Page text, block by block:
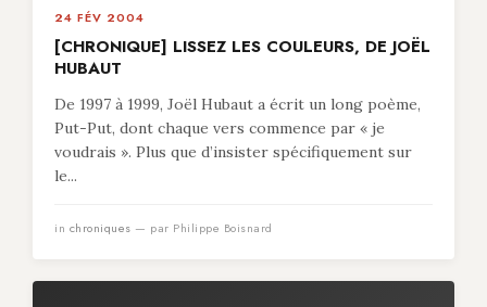
24 FÉV 2004
[CHRONIQUE] LISSEZ LES COULEURS, DE JOËL
HUBAUT
De 1997 à 1999, Joël Hubaut a écrit un long poème,
Put-Put, dont chaque vers commence par « je
voudrais ». Plus que d’insister spécifiquement sur
le...
in chroniques — par Philippe Boisnard